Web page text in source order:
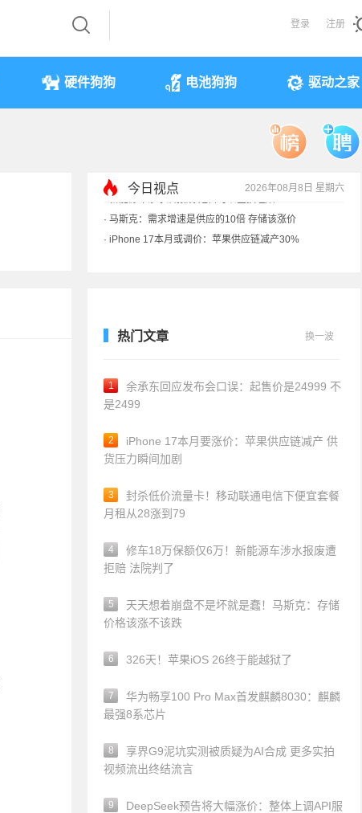
登录 注册
硬件狗狗 电池狗狗 驱动之家
今日视点 2026年08月8日 星期六
iPhone 17本月或调价：苹果供应链减产30%
享界G9测试被质疑AI合成 实拍视频终结流言
热门文章 换一波
1
余承东回应发布会口误：起售价是24999 不
是2499
2
iPhone 17本月要涨价：苹果供应链减产 供
货压力瞬间加剧
3
封杀低价流量卡！移动联通电信下便宜套餐
月租从28涨到79
4
修车18万保额仅6万！新能源车涉水报废遭
拒赔 法院判了
5
天天想着崩盘不是坏就是蠢！马斯克：存储
价格该涨不该跌
6 326天！苹果iOS 26终于能越狱了
7
华为畅享100 Pro Max首发麒麟8030：麒麟
最强8系芯片
8
享界G9泥坑实测被质疑为AI合成 更多实拍
视频流出终结流言
9
DeepSeek预告将大幅涨价：整体上调API服